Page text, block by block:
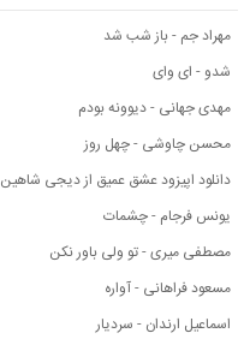
مهراد جم - باز شب شد
شدو - ای وای
مهدی جهانی - دیوونه بودم
محسن چاوشی - چهل روز
دانلود اپیزود عشق عمیق از دیجی شاهین
یونس فرجام - چشمات
مصطفی میری - تو ولی باور نکن
مسعود فراهانی - آواره
اسماعیل ارندان - سردیار